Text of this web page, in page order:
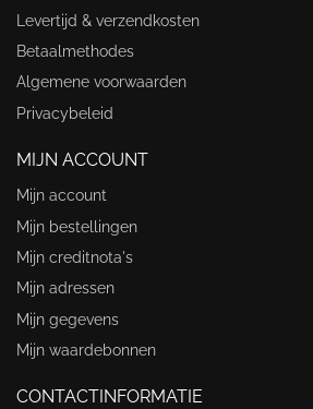
Levertijd & verzendkosten
Betaalmethodes
Algemene voorwaarden
Privacybeleid
MIJN ACCOUNT
Mijn account
Mijn bestellingen
Mijn creditnota's
Mijn adressen
Mijn gegevens
Mijn waardebonnen
CONTACTINFORMATIE